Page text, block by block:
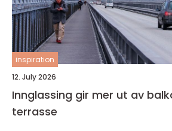
inspiration
12. July 2026
Innglassing gir mer ut av
terrasse